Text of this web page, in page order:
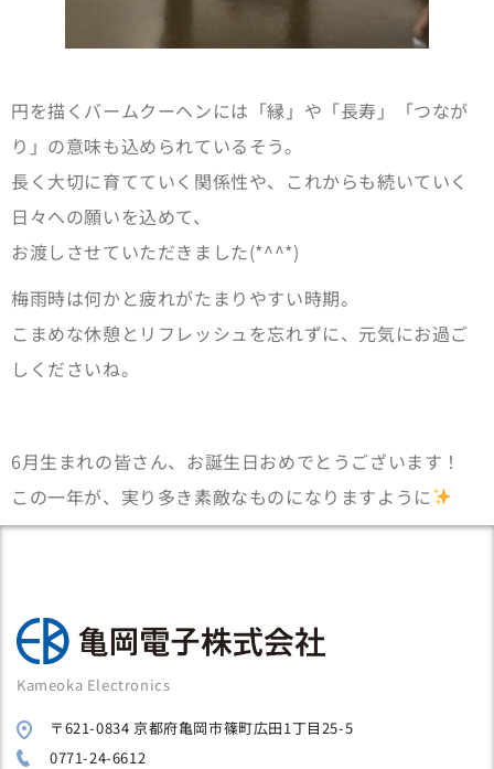
円を描くバームクーヘンには「縁」や「長寿」「つなが
り」の意味も込められているそう。
長く大切に育てていく関係性や、これからも続いていく
日々への願いを込めて、
お渡しさせていただきました(*^^*)
梅雨時は何かと疲れがたまりやすい時期。
こまめな休憩とリフレッシュを忘れずに、元気にお過ご
しくださいね。
6月生まれの皆さん、お誕生日おめでとうございます！
この一年が、実り多き素敵なものになりますように
Kameoka Electronics
〒621-0834 京都府亀岡市篠町広田1丁目25-5
0771-24-6612